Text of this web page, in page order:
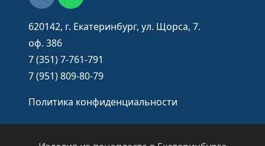
620142, г. Екатеринбург, ул. Щорса, 7.
оф. 386
7 (351) 7-761-791
7 (951) 809-80-79
Политика конфиденциальности